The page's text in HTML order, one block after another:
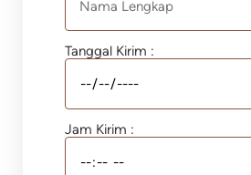
Tanggal Kirim :
Jam Kirim :